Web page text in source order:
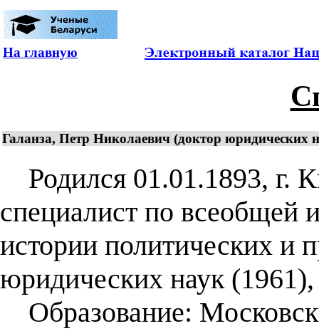
На главную
Галанза, Петр Николаевич (доктор юридических
Родился 01.01.1893, г.
специалист по всеобщей
истории политических и
юридических наук
Образование: